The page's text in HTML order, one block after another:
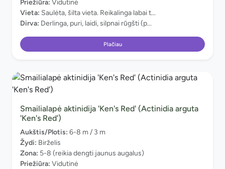
Priežiūra: Vidutinė
Vieta: Saulėta, šilta vieta. Reikalinga labai t...
Dirva: Derlinga, puri, laidi, silpnai rūgšti (p...
Plačiau
Smailialapė aktinidija 'Ken's Red' (Actinidia arguta
'Ken's Red')
Aukštis/Plotis: 6-8 m / 3 m
Žydi: Birželis
Zona: 5-8 (reikia dengti jaunus augalus)
Priežiūra: Vidutinė